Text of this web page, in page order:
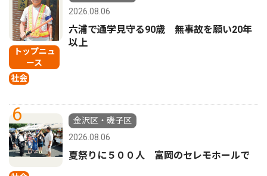
トップニュ
ース
社会
2026.08.06
六浦で通学見守る90歳 無事故を願い20年
以上
6
金沢区・磯子区
2026.08.06
夏祭りに５００人 富岡のセレモホールで